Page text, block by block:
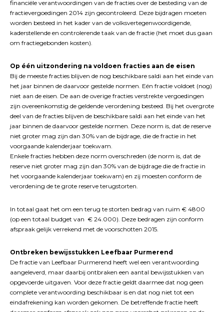
financiële verantwoordingen van de fracties over de besteding van de
fractievergoedingen 2014 zijn gecontroleerd. Deze bijdragen moeten
worden besteed in het kader van de volksvertegenwoordigende,
kaderstellende en controlerende taak van de fractie (het moet dus gaan
om fractiegebonden kosten).
Op één uitzondering na voldoen fracties aan de eisen
Bij de meeste fracties blijven de nog beschikbare saldi aan het einde van
het jaar binnen de daarvoor gestelde normen. Eén fractie voldoet (nog)
niet aan de eisen. De aan de overige fracties verstrekte vergoedingen
zijn overeenkomstig de geldende verordening besteed. Bij het overgrote
deel van de fracties blijven de beschikbare saldi aan het einde van het
jaar binnen de daarvoor gestelde normen. Deze norm is, dat de reserve
niet groter mag zijn dan 30% van de bijdrage, die de fractie in het
voorgaande kalenderjaar toekwam.
Enkele fracties hebben deze norm overschreden (de norm is, dat de
reserve niet groter mag zijn dan 30% van de bijdrage die de fractie in
het voorgaande kalenderjaar toekwam) en zij moesten conform de
verordening de te grote reserve terugstorten.
In totaal gaat het om een terug te storten bedrag van ruim € 4800
(op een totaal budget van € 24.000). Deze bedragen zijn conform
afspraak gelijk verrekend met de voorschotten 2015.
Ontbreken bewijsstukken Leefbaar Purmerend
De fractie van Leefbaar Purmerend heeft wel een verantwoording
aangeleverd, maar daarbij ontbraken een aantal bewijsstukken van
opgevoerde uitgaven. Voor deze fractie geldt daarmee dat nog geen
complete verantwoording beschikbaar is en dat nog niet tot een
eindafrekening kan worden gekomen. De betreffende fractie heeft